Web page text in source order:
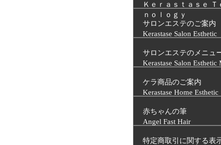
Ｋｅｒａｓｔａｓｅ Ｔ
ｎｏｌｏｇｙ
サロンエステのご案内
Kerastase Salon Esthetic
サロンエステのメニュ
Kerastase Salon Esthetic
ケラ商品のご案内
Kerastase Home Esthetic
赤ちゃんの筆
Angel Fast Hair
特定商取引に関する表